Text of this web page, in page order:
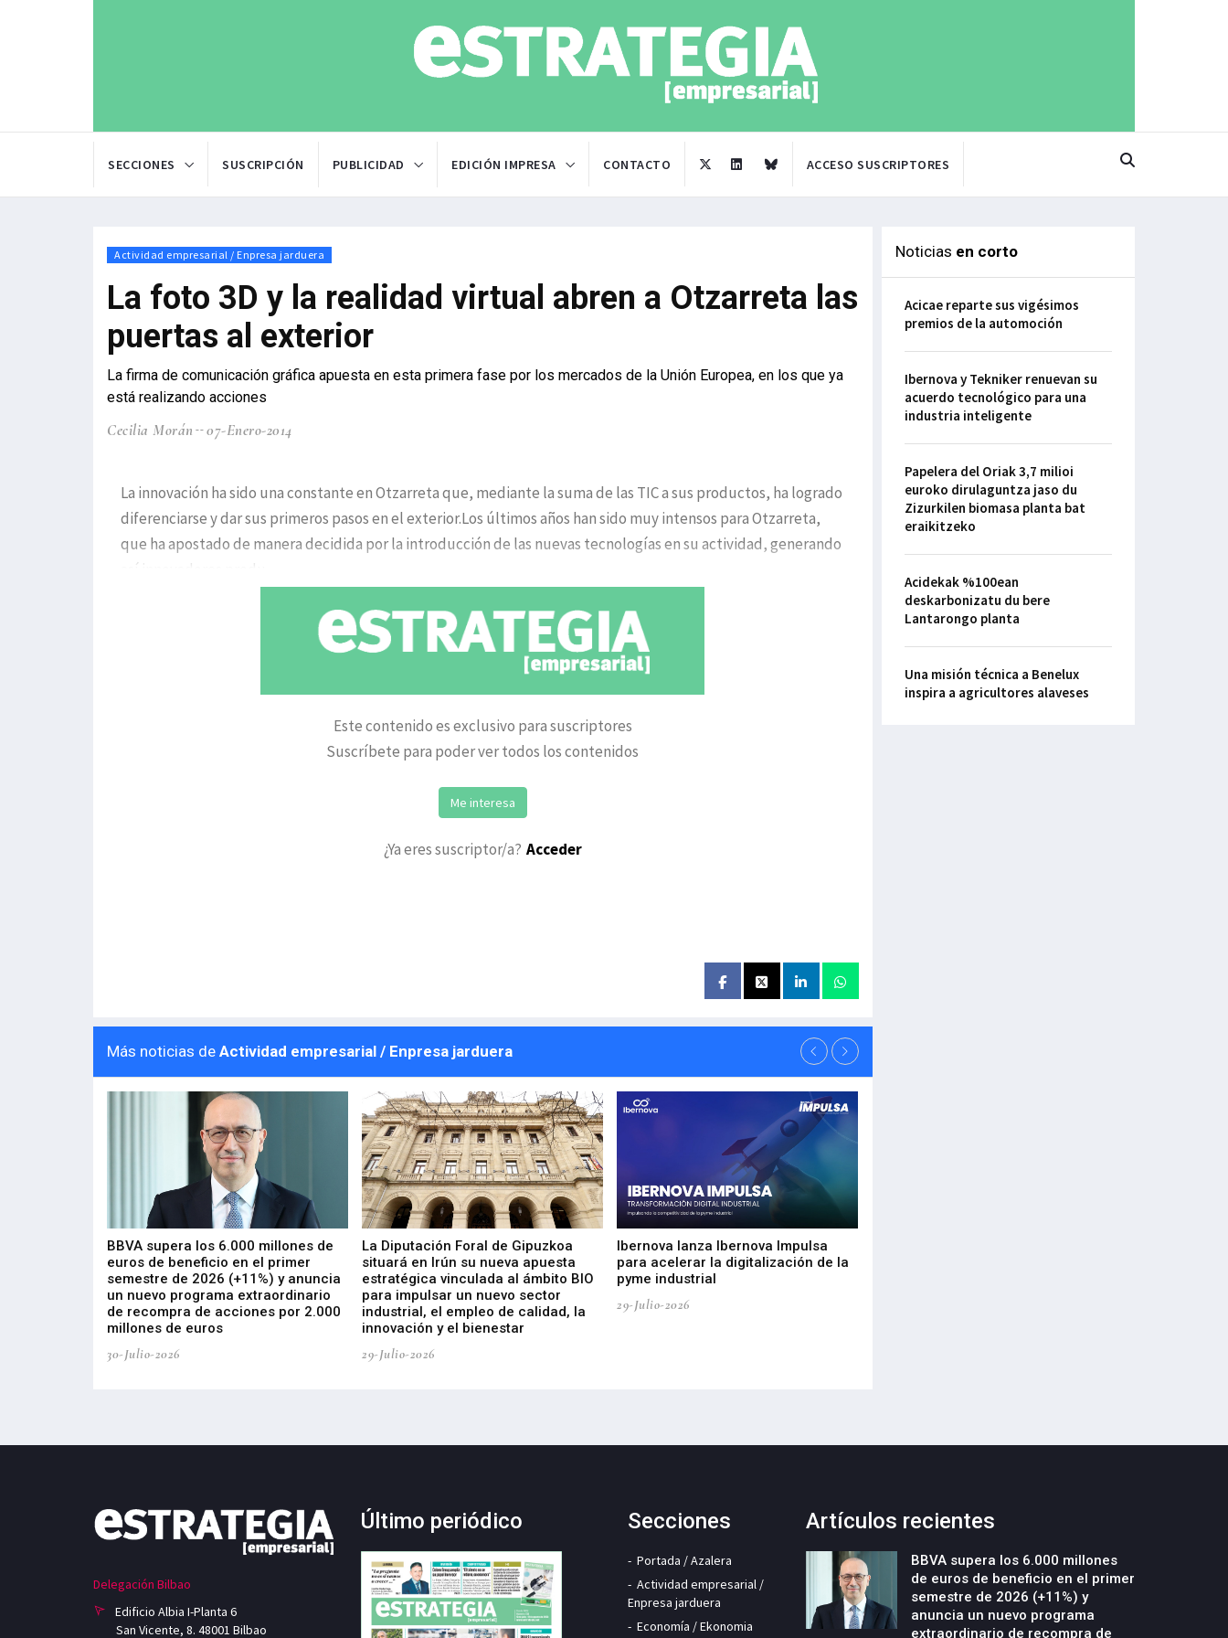
SECCIONES SUSCRIPCIÓN PUBLICIDAD EDICIÓN IMPRESA CONTACTO ACCESO SUSCRIPTORES
Actividad empresarial / Enpresa jarduera
La foto 3D y la realidad virtual abren a Otzarreta las
puertas al exterior
La firma de comunicación gráfica apuesta en esta primera fase por los mercados de la Unión Europea, en los que ya
está realizando acciones
Cecilia Morán 07-Enero-2014
La innovación ha sido una constante en Otzarreta que, mediante la suma de las TIC a sus productos, ha logrado
diferenciarse y dar sus primeros pasos en el exterior.Los últimos años han sido muy intensos para Otzarreta,
que ha apostado de manera decidida por la introducción de las nuevas tecnologías en su actividad, generando
así innovadores produ
Este contenido es exclusivo para suscriptores
Suscríbete para poder ver todos los contenidos
Me interesa
¿Ya eres suscriptor/a? Acceder
Más noticias de Actividad empresarial / Enpresa jarduera
BBVA supera los 6.000 millones de
euros de beneficio en el primer
semestre de 2026 (+11%) y anuncia
un nuevo programa extraordinario
de recompra de acciones por 2.000
millones de euros
30-Julio-2026
La Diputación Foral de Gipuzkoa
situará en Irún su nueva apuesta
estratégica vinculada al ámbito BIO
para impulsar un nuevo sector
industrial, el empleo de calidad, la
innovación y el bienestar
29-Julio-2026
Ibernova lanza Ibernova Impulsa
para acelerar la digitalización de la
pyme industrial
29-Julio-2026
Noticias en corto
Acicae reparte sus vigésimos
premios de la automoción
Ibernova y Tekniker renuevan su
acuerdo tecnológico para una
industria inteligente
Papelera del Oriak 3,7 milioi
euroko dirulaguntza jaso du
Zizurkilen biomasa planta bat
eraikitzeko
Acidekak %100ean
deskarbonizatu du bere
Lantarongo planta
Una misión técnica a Benelux
inspira a agricultores alaveses
Delegación Bilbao
Edificio Albia I-Planta 6
San Vicente, 8. 48001 Bilbao
Último periódico Secciones
Portada / Azalera
Actividad empresarial /
Enpresa jarduera
Economía / Ekonomia
Artículos recientes
BBVA supera los 6.000 millones
de euros de beneficio en el primer
semestre de 2026 (+11%) y
anuncia un nuevo programa
extraordinario de recompra de